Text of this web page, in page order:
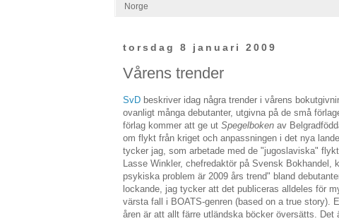
Norge
torsdag 8 januari 2009
Vårens trender
SvD beskriver idag några trender i vårens
ovanligt många debutanter, utgivna på de små
förlag kommer att ge ut Spegelboken av
om flykt från kriget och anpassningen i det nya
tycker jag, som arbetade med de "jugoslaviska"
Lasse Winkler, chefredaktör på Svensk Bokhandel,
psykiska problem är 2009 års trend" bland
lockande, jag tycker att det publiceras alldeles för
värsta fall i BOATS-genren (based on a true story).
åren är att allt färre utländska böcker översätts. Det